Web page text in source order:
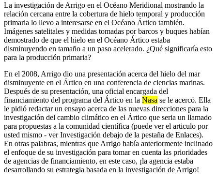
La investigación de Arrigo en el Océano Meridional mostrando la
relación cercana entre la cobertura de hielo temporal y producción
primaria lo llevo a interesarse en el Océano Ártico también.
Imágenes satelitales y medidas tomadas por barcos y buques habían
demostrado de que el hielo en el Océano Ártico estaba
disminuyendo en tamaño a un paso acelerado. ¿Qué significaría esto
para la producción primaria?
En el 2008, Arrigo dio una presentación acerca del hielo del mar
disminuyente en el Ártico en una conferencia de ciencias marinas.
Después de su presentación, una oficial encargada del
financiamiento del programa del Ártico en la Nasa se le acercó. Ella
le pidió redactar un ensayo acerca de las nuevas direcciones para la
investigación del cambio climático en el Ártico que seria un llamado
para propuestas a la comunidad científica (puede ver el articulo por
usted mismo - ver Investigación debajo de la pestaña de Enlaces).
En otras palabras, mientras que Arrigo había anteriormente inclinado
el enfoque de su investigación para tomar en cuenta las prioridades
de agencias de financiamiento, en este caso, ¡la agencia estaba
desarrollando su estrategia basada en la investigación de Arrigo!